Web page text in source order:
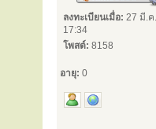
ลงทะเบียนเมื่อ: 27 มี.ค
17:34
โพสต์: 8158
อายุ: 0